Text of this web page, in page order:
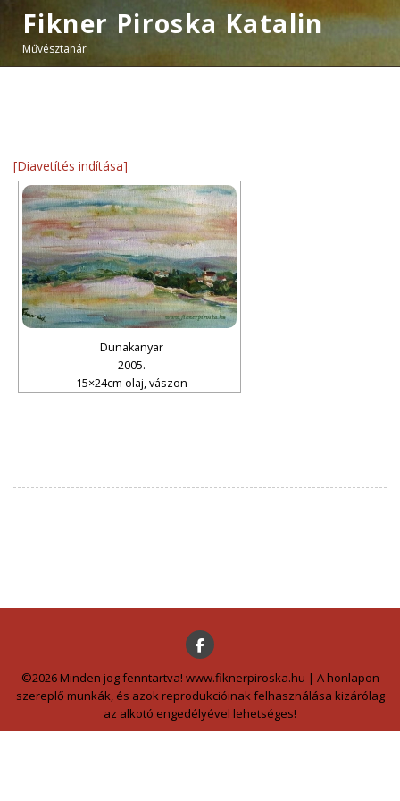
Fikner Piroska Katalin
Művésztanár
[Diavetítés indítása]
Dunakanyar
2005.
15×24cm olaj, vászon
©2026 Minden jog fenntartva! www.fiknerpiroska.hu | A honlapon
szereplő munkák, és azok reprodukcióinak felhasználása kizárólag
az alkotó engedélyével lehetséges!